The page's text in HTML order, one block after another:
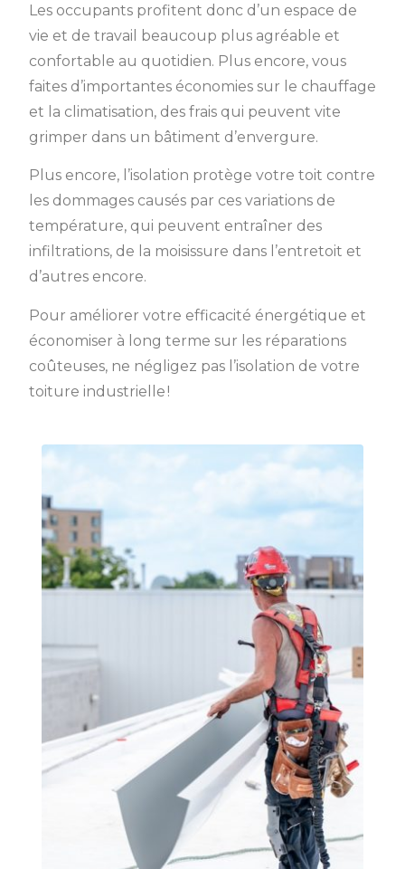
Les occupants profitent donc d’un espace de
vie et de travail beaucoup plus agréable et
confortable au quotidien. Plus encore, vous
faites d’importantes économies sur le chauffage
et la climatisation, des frais qui peuvent vite
grimper dans un bâtiment d’envergure.
Plus encore, l’isolation protège votre toit contre
les dommages causés par ces variations de
température, qui peuvent entraîner des
infiltrations, de la moisissure dans l’entretoit et
d’autres encore.
Pour améliorer votre efficacité énergétique et
économiser à long terme sur les réparations
coûteuses, ne négligez pas l’isolation de votre
toiture industrielle !